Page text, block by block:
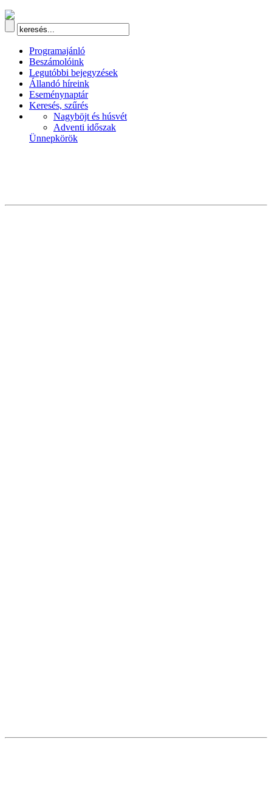
Programajánló
Beszámolóink
Legutóbbi bejegyzések
Állandó híreink
Eseménynaptár
Keresés, szűrés
Nagyböjt és húsvét
Adventi időszak
Ünnepkörök